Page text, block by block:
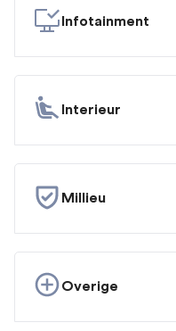
Infotainment
Interieur
Millieu
Overige